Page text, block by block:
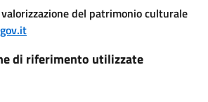
del patrimonio culturale
di riferimento utilizzate